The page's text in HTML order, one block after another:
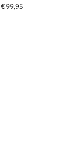
€99,95